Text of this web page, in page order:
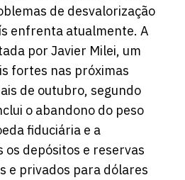
de desvalorização
enfrenta atualmente. A
por Javier Milei, um
fortes nas próximas
de outubro, segundo
o abandono do peso
fiduciária e a
os depósitos e reservas
e privados para dólares